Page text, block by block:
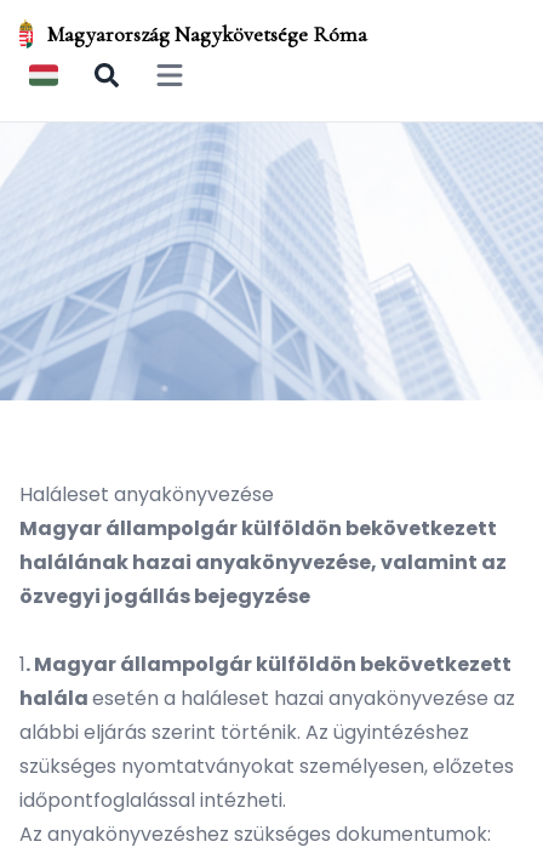
Magyarország Nagykövetsége Róma
Open main menu
Haláleset anyakönyvezése
Magyar állampolgár külföldön bekövetkezett
halálának hazai anyakönyvezése, valamint az
özvegyi jogállás bejegyzése
1. Magyar állampolgár külföldön bekövetkezett
halálaesetén a haláleset hazai anyakönyvezése az
alábbi eljárás szerint történik. Az ügyintézéshez
szükséges nyomtatványokat személyesen, előzetes
időpontfoglalással intézheti.
Az anyakönyvezéshez szükséges dokumentumok: